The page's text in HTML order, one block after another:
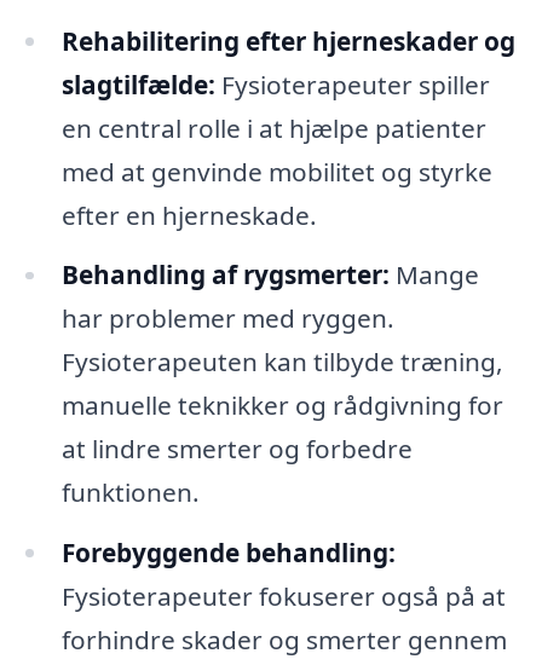
Rehabilitering efter hjerneskader og
slagtilfælde: Fysioterapeuter spiller
en central rolle i at hjælpe patienter
med at genvinde mobilitet og styrke
efter en hjerneskade.
Behandling af rygsmerter: Mange
har problemer med ryggen.
Fysioterapeuten kan tilbyde træning,
manuelle teknikker og rådgivning for
at lindre smerter og forbedre
funktionen.
Forebyggende behandling:
Fysioterapeuter fokuserer også på at
forhindre skader og smerter gennem